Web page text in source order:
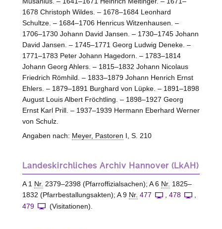
1678 Christoph Wildes. – 1678–1684 Leonhard
Schultze. – 1684–1706 Henricus Witzenhausen. –
1706–1730 Johann David Jansen. – 1730–1745 Johann
David Jansen. – 1745–1771 Georg Ludwig Deneke. –
1771–1783 Peter Johann Hagedorn. – 1783–1814
Johann Georg Ahlers. – 1815–1832 Johann Nicolaus
Friedrich Römhild. – 1833–1879 Johann Henrich Ernst
Ehlers. – 1879–1891 Burghard von Lüpke. – 1891–1898
August Louis Albert Fröchtling. – 1898–1927 Georg
Ernst Karl Prill. – 1937–1939 Hermann Eberhard Werner
von Schulz.
Angaben nach: Meyer, Pastoren I, S. 210
Landeskirchliches Archiv Hannover (LkAH)
A 1 Nr. 2379–2398 (Pfarroffizialsachen); A 6 Nr. 1825–
1832 (Pfarrbestallungsakten); A 9 Nr. 477 478
479
(Visitationen).